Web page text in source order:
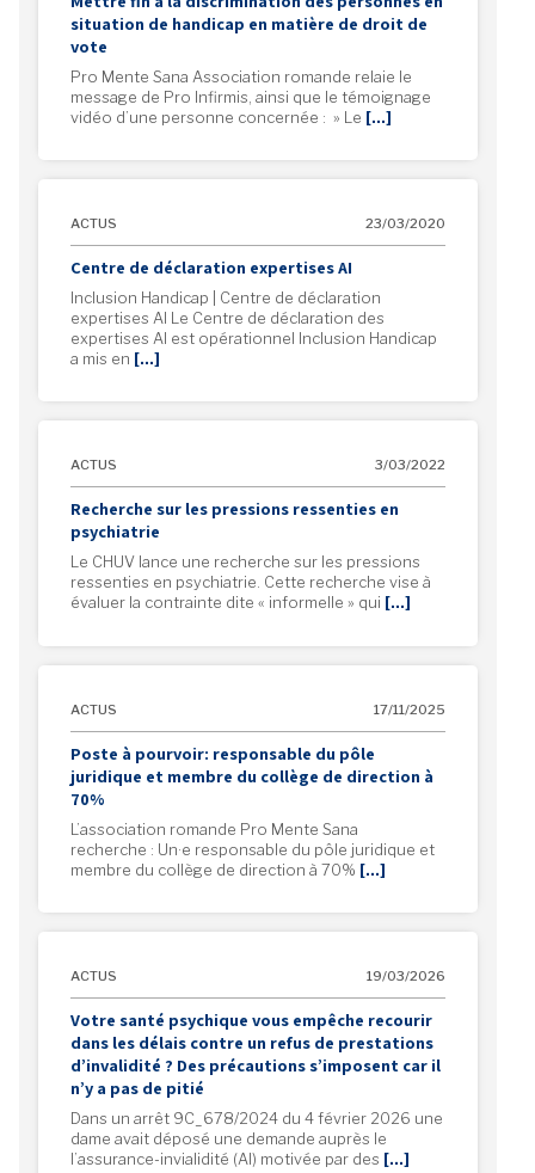
situation de handicap en matière de droit de
vote
Pro Mente Sana Association romande relaie le
message de Pro Infirmis, ainsi que le témoignage
vidéo d’une personne concernée : » Le […]
ACTUS 23/03/2020
Centre de déclaration expertises AI
Inclusion Handicap | Centre de déclaration
expertises AI Le Centre de déclaration des
expertises AI est opérationnel Inclusion Handicap
a mis en […]
ACTUS 3/03/2022
Recherche sur les pressions ressenties en
psychiatrie
Le CHUV lance une recherche sur les pressions
ressenties en psychiatrie. Cette recherche vise à
évaluer la contrainte dite « informelle » qui […]
ACTUS 17/11/2025
Poste à pourvoir: responsable du pôle
juridique et membre du collège de direction à
70%
L’association romande Pro Mente Sana
recherche : Un·e responsable du pôle juridique et
membre du collège de direction à 70% […]
ACTUS 19/03/2026
Votre santé psychique vous empêche recourir
dans les délais contre un refus de prestations
d’invalidité ? Des précautions s’imposent car il
n’y a pas de pitié
Dans un arrêt 9C_678/2024 du 4 février 2026 une
dame avait déposé une demande auprès le
l’assurance-invialidité (AI) motivée par des […]